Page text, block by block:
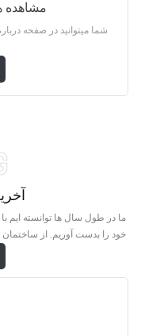
مشاهده
شما میتوانید در صفحه
ما در طول سال ها توانسته ایم
خود را بدست آوریم. از